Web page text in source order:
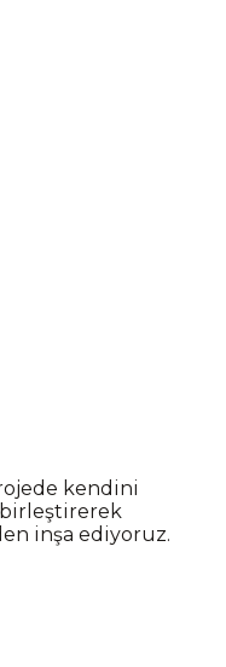
kendini
birleştirerek
inşa ediyoruz.